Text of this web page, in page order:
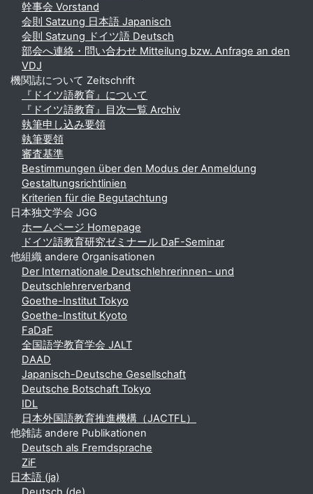
幹事会 Vorstand
会則 Satzung 日本語 Japanisch
会則 Satzung ドイツ語 Deutsch
部会へ連絡・問い合わせ Mitteilung bzw. Anfrage an den
VDJ
機関誌について Zeitschrift
『ドイツ語教育』について
『ドイツ語教育』目次一覧 Archiv
執筆申し込み要領
執筆要領
審査基準
Bestimmungen über den Modus der Anmeldung
Gestaltungsrichtlinien
Kriterien für die Begutachtung
日本独文学会 JGG
ホームページ Homepage
ドイツ語教育研究ゼミナール DaF-Seminar
他組織 andere Organisationen
Der Internationale Deutschlehrerinnen- und
Deutschlehrerverband
Goethe-Institut Tokyo
Goethe-Institut Kyoto
FaDaF
全国語学教育学会 JALT
DAAD
Japanisch-Deutsche Gesellschaft
Deutsche Botschaft Tokyo
IDL
日本外国語教育推進機構（JACTFL）
他雑誌 andere Publikationen
Deutsch als Fremdsprache
ZiF
日本語 ‎(ja)‎